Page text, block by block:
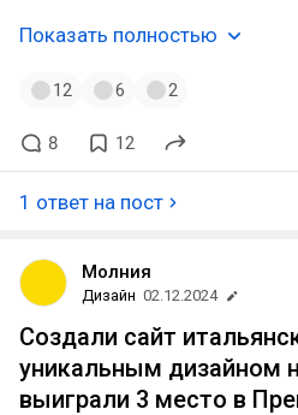
Показать полностью
12 6 2
8 12
1 ответ на пост
Молния
Дизайн 02.12.2024
Создали сайт
уникальным дизайном
выиграли 3 место в